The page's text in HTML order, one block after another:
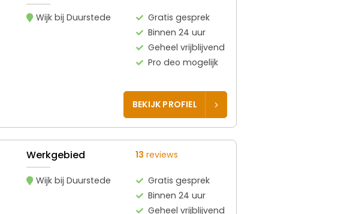
Wijk bij Duurstede
Gratis gesprek
Binnen 24 uur
Geheel vrijblijvend
Pro deo mogelijk
BEKIJK PROFIEL
Werkgebied
Wijk bij Duurstede
13 reviews
Gratis gesprek
Binnen 24 uur
Geheel vrijblijvend